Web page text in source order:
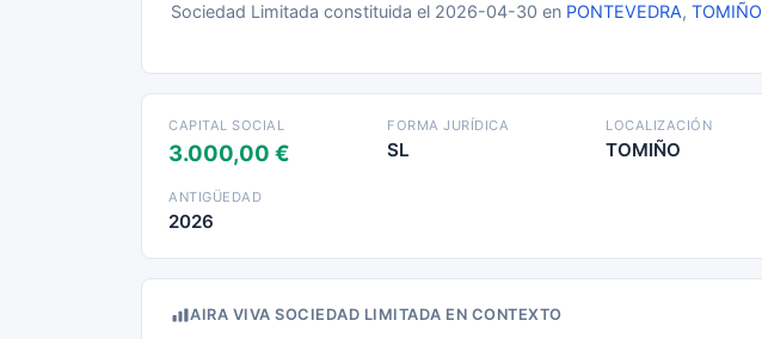
Sociedad Limitada constituida el 2026-04-30 en PONTEVEDRA, TOMIÑO
CAPITAL SOCIAL
3.000,00 €
FORMA JURÍDICA
SL
LOCALIZACIÓN
TOMIÑO
ANTIGÜEDAD
2026
AIRA VIVA SOCIEDAD LIMITADA EN CONTEXTO